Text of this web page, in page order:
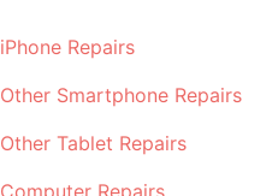
iPhone Repairs
Other Smartphone Repairs
Other Tablet Repairs
Computer Repairs